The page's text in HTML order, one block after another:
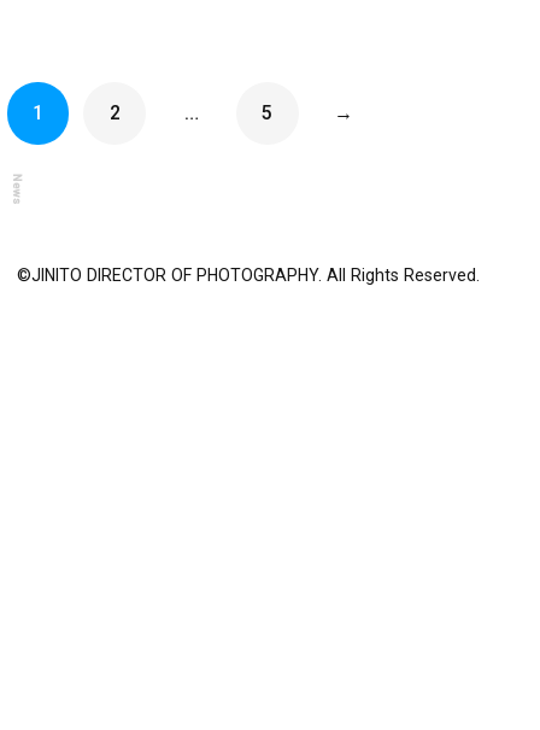
News
1 2 … 5 →
©JINITO DIRECTOR OF PHOTOGRAPHY. All Rights Reserved.